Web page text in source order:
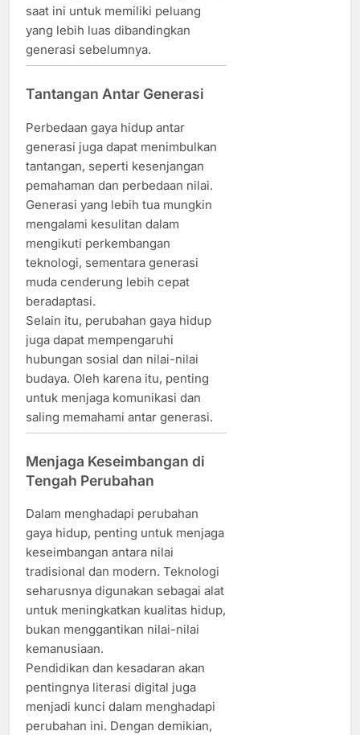
saat ini untuk memiliki peluang
yang lebih luas dibandingkan
generasi sebelumnya.
Tantangan Antar Generasi
Perbedaan gaya hidup antar
generasi juga dapat menimbulkan
tantangan, seperti kesenjangan
pemahaman dan perbedaan nilai.
Generasi yang lebih tua mungkin
mengalami kesulitan dalam
mengikuti perkembangan
teknologi, sementara generasi
muda cenderung lebih cepat
beradaptasi.
Selain itu, perubahan gaya hidup
juga dapat mempengaruhi
hubungan sosial dan nilai-nilai
budaya. Oleh karena itu, penting
untuk menjaga komunikasi dan
saling memahami antar generasi.
Menjaga Keseimbangan di
Tengah Perubahan
Dalam menghadapi perubahan
gaya hidup, penting untuk menjaga
keseimbangan antara nilai
tradisional dan modern. Teknologi
seharusnya digunakan sebagai alat
untuk meningkatkan kualitas hidup,
bukan menggantikan nilai-nilai
kemanusiaan.
Pendidikan dan kesadaran akan
pentingnya literasi digital juga
menjadi kunci dalam menghadapi
perubahan ini. Dengan demikian,